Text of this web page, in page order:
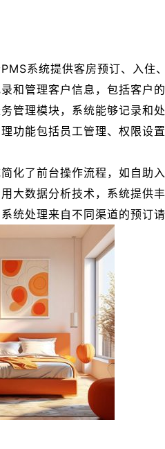
系统提供客房预订、入住
和管理客户信息，包括客户
管理模块，系统能够记录和
功能包括员工管理、权限设
化了前台操作流程，如自助
用大数据分析技术，系统提供
系统处理来自不同渠道的预订